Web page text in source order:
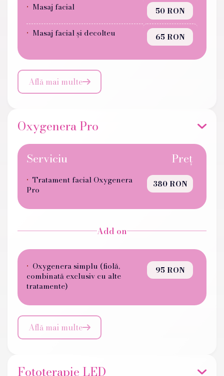
Masaj facial
50 RON
Masaj facial și decolteu
65 RON
Află mai multe
Oxygenera Pro
Serviciu Preț
Tratament facial Oxygenera
Pro
380 RON
Add on
Oxygenera simplu (fiolă,
combinată exclusiv cu alte
tratamente)
95 RON
Află mai multe
Fototerapie LED